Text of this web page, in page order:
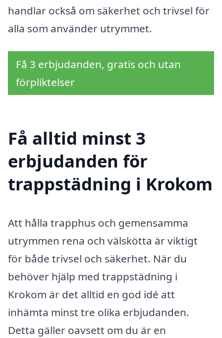
handlar också om säkerhet och trivsel för
alla som använder utrymmet.
Få 3 erbjudanden, gratis och utan
förpliktelser
Få alltid minst 3
erbjudanden för
trappstädning i Krokom
Att hålla trapphus och gemensamma
utrymmen rena och välskötta är viktigt
för både trivsel och säkerhet. När du
behöver hjälp med trappstädning i
Krokom är det alltid en god idé att
inhämta minst tre olika erbjudanden.
Detta gäller oavsett om du är en